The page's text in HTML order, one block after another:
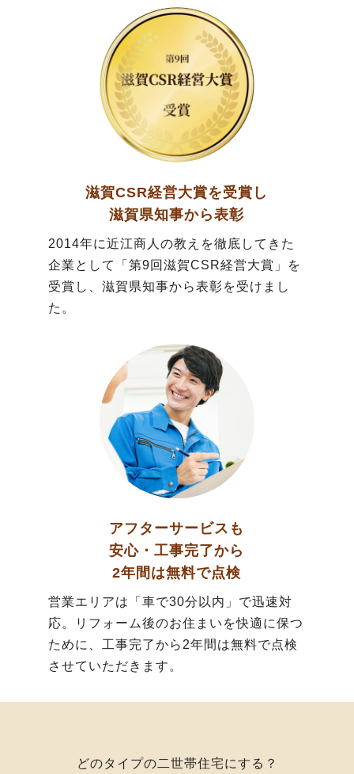
滋賀CSR経営大賞を受賞し
滋賀県知事から表彰
2014年に近江商人の教えを徹底してきた
企業として「第9回滋賀CSR経営大賞」を
受賞し、滋賀県知事から表彰を受けまし
た。
アフターサービスも
安心・工事完了から
2年間は無料で点検
営業エリアは「車で30分以内」で迅速対
応。リフォーム後のお住まいを快適に保つ
ために、工事完了から2年間は無料で点検
させていただきます。
どのタイプの二世帯住宅にする？